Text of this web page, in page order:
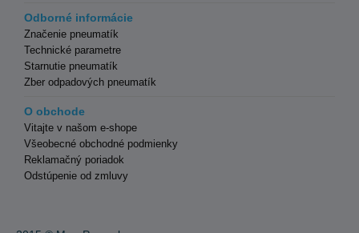
Odborné informácie
Značenie pneumatík
Technické parametre
Starnutie pneumatík
Zber odpadových pneumatík
O obchode
Vitajte v našom e-shope
Všeobecné obchodné podmienky
Reklamačný poriadok
Odstúpenie od zmluvy